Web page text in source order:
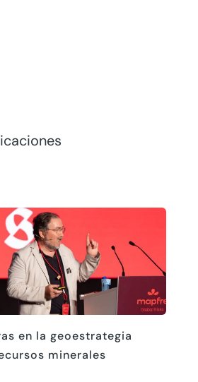
en la geoestrategia
minerales